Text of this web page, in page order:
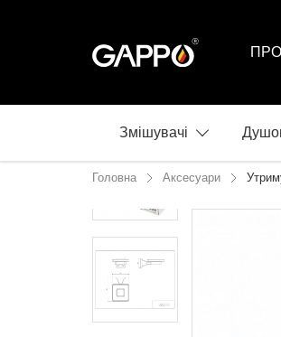
Змішувачі
Головна Аксесуари